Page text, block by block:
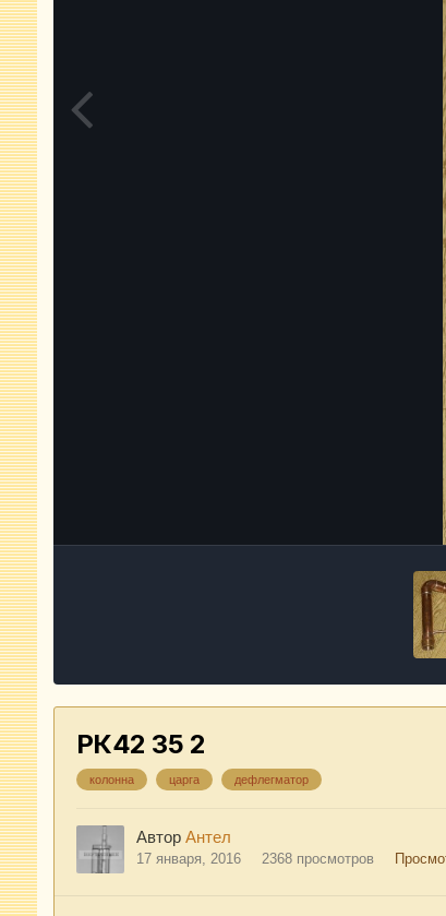
РК42 35 2
колонна царга дефлегматор
Автор Антел
17 января, 2016 2368 просмотров